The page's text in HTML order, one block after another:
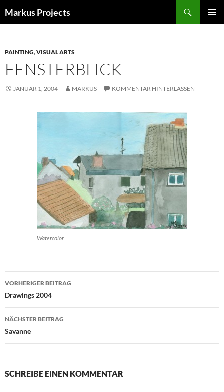
Inhalt
Markus Projects
PAINTING,VISUAL ARTS
FENSTERBLICK
JANUAR 1, 2004 MARKUS KOMMENTAR HINTERLASSEN
Watercolor
Beitragsnavigation
VORHERIGER BEITRAG
Drawings 2004
NÄCHSTER BEITRAG
Savanne
SCHREIBE EINEN KOMMENTAR